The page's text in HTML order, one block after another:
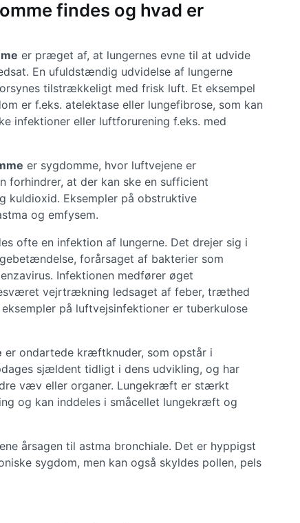
findes og hvad er
er præget af, at lungernes evne til at udvide
En ufuldstændig udvidelse af lungerne
tilstrækkeligt med frisk luft. Et eksempel
er f.eks. atelektase eller lungefibrose, som kan
infektioner eller luftforurening f.eks. med
er sygdomme, hvor luftvejene er
forhindrer, at der kan ske en sufficient
kuldioxid. Eksempler på obstruktive
og emfysem.
ofte en infektion af lungerne. Det drejer sig i
forårsaget af bakterier som
Infektionen medfører øget
vejrtrækning ledsaget af feber, træthed
på luftvejsinfektioner er tuberkulose
er ondartede kræftknuder, som opstår i
sjældent tidligt i dens udvikling, og har
væv eller organer. Lungekræft er stærkt
og kan inddeles i småcellet lungekræft og
årsagen til astma bronchiale. Det er hyppigst
sygdom, men kan også skyldes pollen, pels